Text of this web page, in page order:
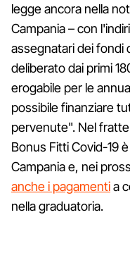
legge ancora nella
Campania – con
assegnatari dei fondi
deliberato dai primi
erogabile per le
possibile finanziare
pervenute". Nel
Bonus Fitti Covid-19
Campania e, nei
anche i pagamentia
nella graduatoria.